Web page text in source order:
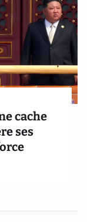
cache
ses